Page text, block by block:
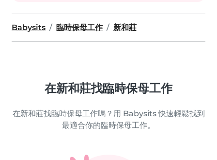
Babysits 臨時保母工作 新和莊
在新和莊找臨時保母工作
在新和莊找臨時保母工作嗎？用 Babysits 快速輕鬆找到
最適合你的臨時保母工作。